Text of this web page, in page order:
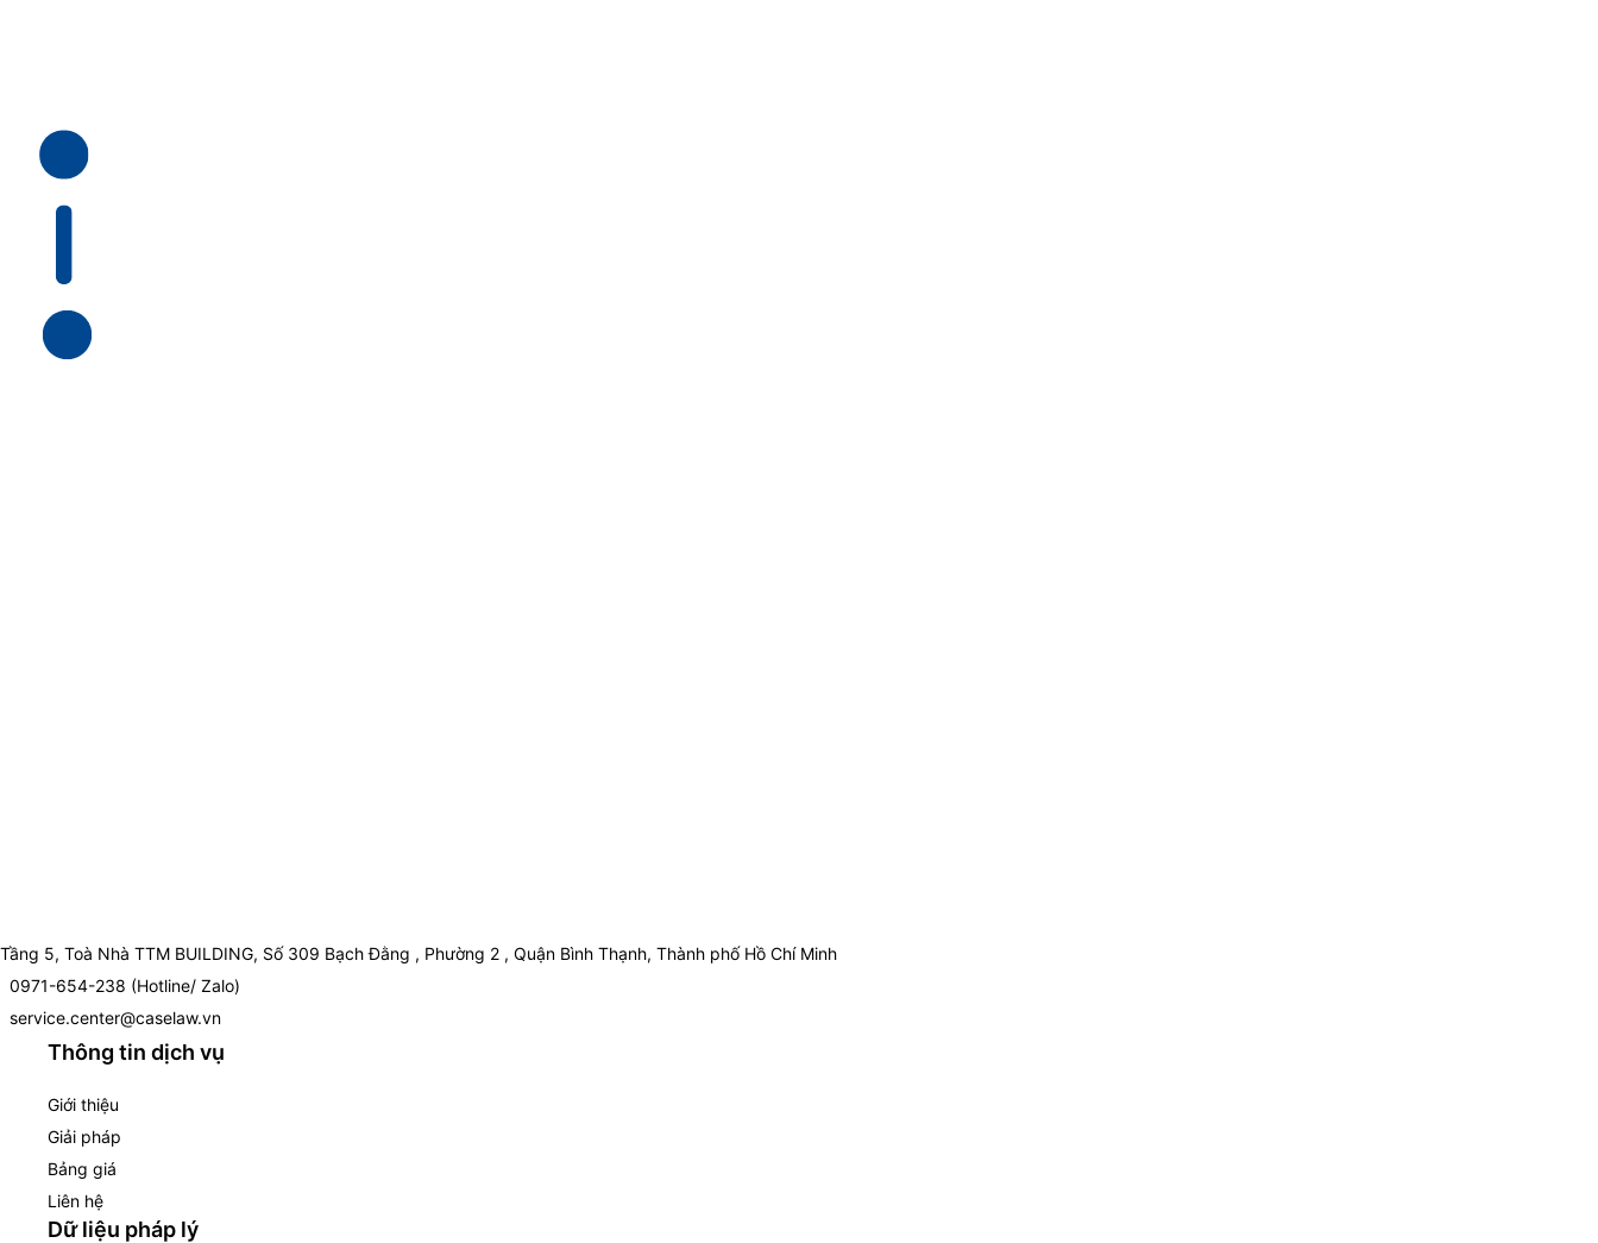
Tầng 5, Toà Nhà TTM BUILDING, Số 309 Bạch Đằng , Phường 2 , Quận Bình Thạnh, Thành phố Hồ Chí Minh
0971-654-238 (Hotline/ Zalo)
service.center@caselaw.vn
Thông tin dịch vụ
Giới thiệu
Giải pháp
Bảng giá
Liên hệ
Dữ liệu pháp lý